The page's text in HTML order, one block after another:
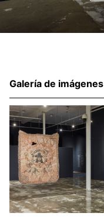
Galería de imágenes